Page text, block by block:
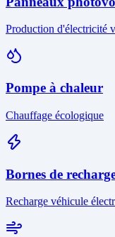
Production d'électricité
Pompe à chaleur
Chauffage écologique
Bornes de
Recharge véhicule